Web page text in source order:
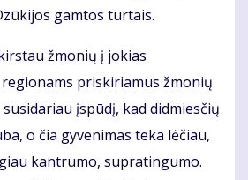
gamtos turtais.
žmonių į jokias
priskiriamus žmonių
įspūdį, kad didmiesčių
o čia gyvenimas teka lėčiau,
kantrumo, supratingumo.